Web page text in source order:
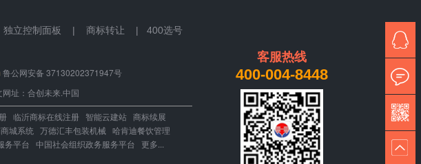
独立控制面板 | 商标转让 | 400选号
鲁公网安备 37130202371947号
址： 合创未来.中国
临沂商标在线注册 智能云建站 商标续展
城系统 万德汇丰包装机械 哈肯迪餐饮管理
务平台 中国社会组织政务服务平台 更多...
客服热线
400-004-8448